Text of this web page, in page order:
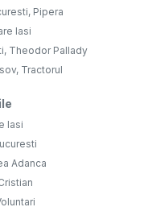
Pipera
Iasi
Theodor Pallady
Tractorul
Iasi
Adanca